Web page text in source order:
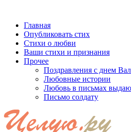
Главная
Опубликовать стих
Стихи о любви
Ваши стихи и признания
Прочее
Поздравления с днем
Любовные истории
Любовь в письмах
Письмо солдату